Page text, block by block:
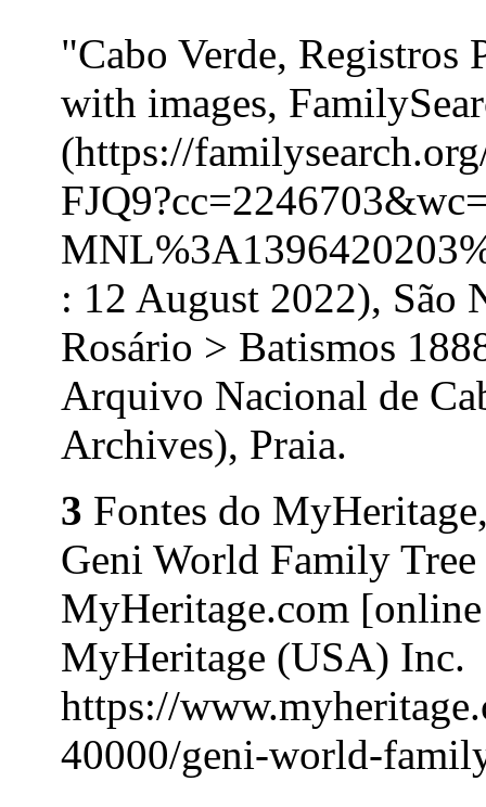
"Cabo Verde, Registros
with images,
(https://
: 12 August 2022), São
Rosário > Batismos
Arquivo Nacional de
Archives), Praia.
3 Fontes do
Geni World Family Tree
MyHeritage.com
MyHeritage (USA) Inc.
https://
40000/geni-world-